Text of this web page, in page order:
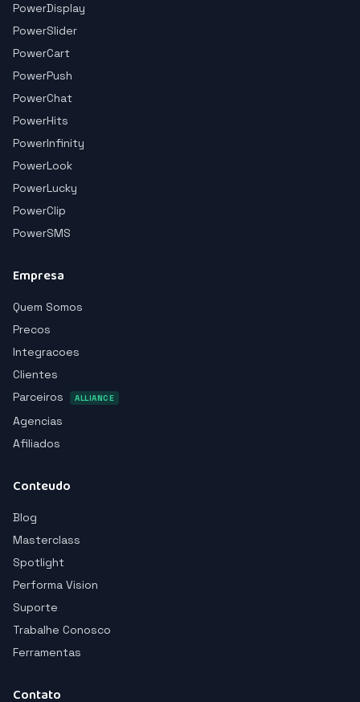
PowerDisplay
PowerSlider
PowerCart
PowerPush
PowerChat
PowerHits
PowerInfinity
PowerLook
PowerLucky
PowerClip
PowerSMS
Empresa
Quem Somos
Precos
Integracoes
Clientes
Parceiros
ALLIANCE
Agencias
Afiliados
Conteudo
Blog
Masterclass
Spotlight
Performa Vision
Suporte
Trabalhe Conosco
Ferramentas
Contato